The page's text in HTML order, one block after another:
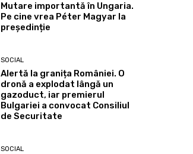
Mutare importantă în Ungaria.
Pe cine vrea Péter Magyar la
președinție
SOCIAL
Alertă la granița României. O
dronă a explodat lângă un
gazoduct, iar premierul
Bulgariei a convocat Consiliul
de Securitate
SOCIAL